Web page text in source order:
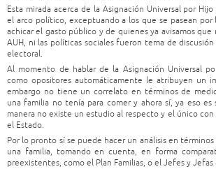
Esta mirada acerca de la Asignación Universal por
el arco político, exceptuando a los que se pasean por
achicar el gasto público y de quienes ya avisamos que
AUH, ni las políticas sociales fueron tema de
electoral.
Al momento de hablar de la Asignación Universal
como opositores automáticamente le atribuyen un
embargo no tiene un correlato en términos de
una familia no tenía para comer y ahora sí, ya eso
manera no existe un estudio al respecto y el único con
el Estado.
Por lo pronto sí se puede hacer un análisis en
una familia, tomando en cuenta, en forma
preexistentes, como el Plan Familias, o el Jefes y Jefas